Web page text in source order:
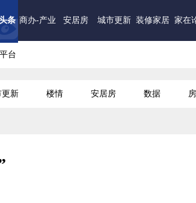
条 商办-产业 安居房 城市更新 装修家居 家在
台
更新 楼情 安居房 数据